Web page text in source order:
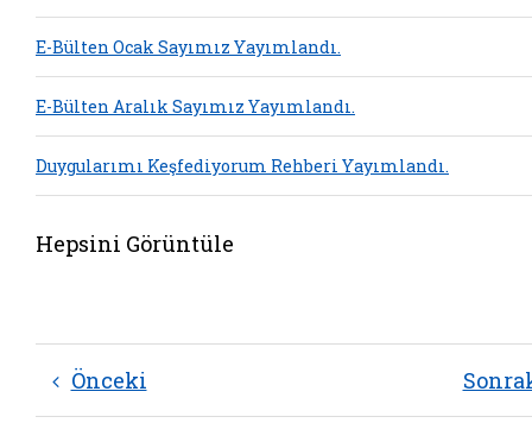
E-Bülten Ocak Sayımız Yayımlandı.
E-Bülten Aralık Sayımız Yayımlandı.
Duygularımı Keşfediyorum Rehberi Yayımlandı.
Hepsini Görüntüle
Önceki